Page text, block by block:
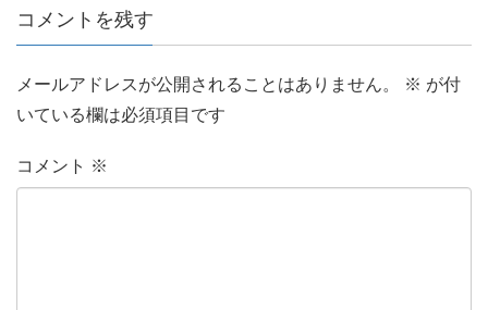
コメントを残す
メールアドレスが公開されることはありません。 ※ が付
いている欄は必須項目です
コメント ※